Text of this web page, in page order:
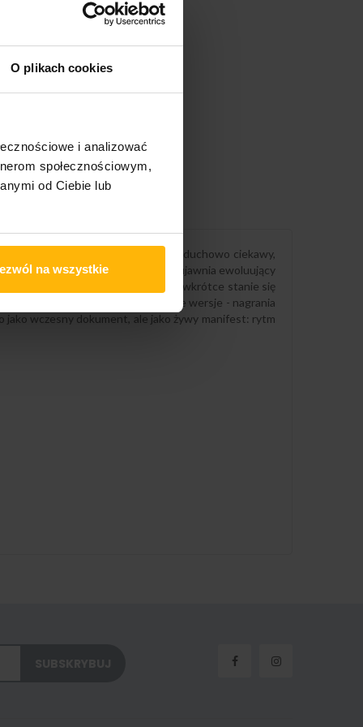
O plikach cookies
i analizować
społecznościowym,
od Ciebie lub
na wszystkie
odnajdującego swój własny styl - duchowo ciekawy,
i późnych nocnych spotkań, ujawnia ewoluujący
dzieła zespołu, który wkrótce stanie się
winylowa i poszerzona o nowe wersje - nagrania
wczesny dokument, ale jako żywy manifest: rytm